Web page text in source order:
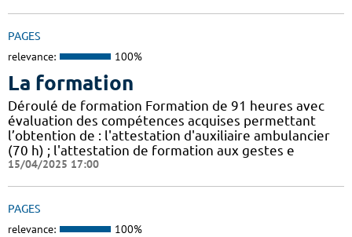
PAGES
relevance: 100%
La formation
Déroulé de formation Formation de 91 heures avec
évaluation des compétences acquises permettant
l’obtention de : l'attestation d'auxiliaire ambulancier
(70 h) ; l'attestation de formation aux gestes e
15/04/2025 17:00
PAGES
relevance: 100%